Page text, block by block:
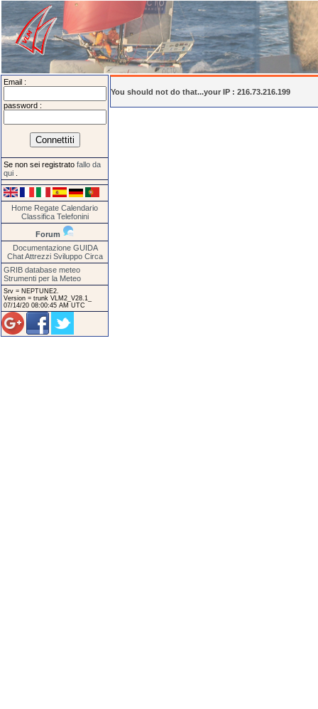
Email :
password :
Se non sei registrato fallo da
qui
Home Regate Calendario
Classifica Telefonini
Forum
Documentazione GUIDA
Chat Attrezzi Sviluppo Circa
GRIB database meteo
Strumenti per la Meteo
Srv = NEPTUNE2.
Version = trunk VLM2_V28.1_
07/14/20 08:00:45 AM UTC
You should not do that...your IP : 216.73.216.199